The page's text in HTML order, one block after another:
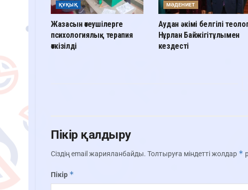
ҚҰҚЫҚ
Жазасын өтеушілерге
психологиялық терапия
өткізілді
МӘДЕНИЕТ
Аудан әкімі белгілі
Нұрлан Байжігітұлымен
кездесті
Пікір қалдыру
Сіздің email жарияланбайды. Толтыруға міндетті жолдар *
Пікір *